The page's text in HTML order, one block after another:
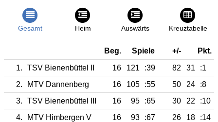
Gesamt Heim Auswärts Kreuztabelle
Beg. Spiele +/- Pkt.
1. TSV Bienenbüttel II 16 121 :39 82 31
:1
2.
MTV Dannenberg 16 105 :55 50 24
:8
3.
TSV Bienenbüttel III 16 95 :65 30 22
:10
4.
MTV Himbergen V 16 93 :67 26 18
:14